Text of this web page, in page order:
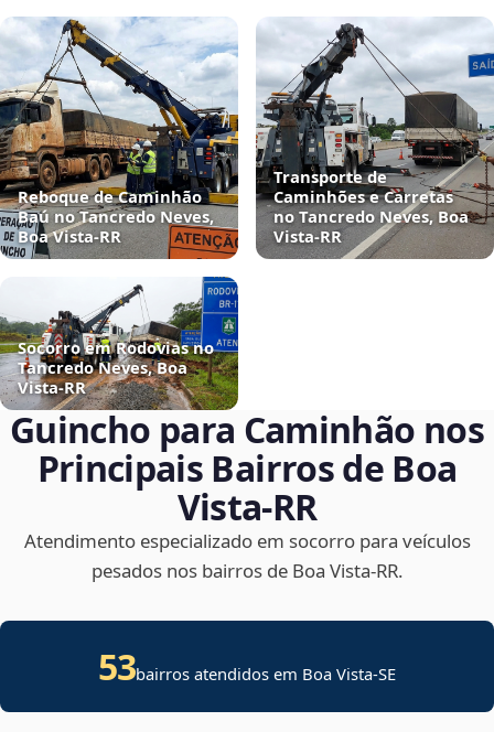
Reboque de Caminhão
Baú no Tancredo Neves,
Boa Vista‑RR
Transporte de
Caminhões e Carretas
no Tancredo Neves, Boa
Vista‑RR
Socorro em Rodovias no
Tancredo Neves, Boa
Vista‑RR
Guincho para Caminhão nos
Principais Bairros de Boa
Vista‑RR
Atendimento especializado em socorro para veículos
pesados nos bairros de Boa Vista‑RR.
53bairros atendidos em Boa Vista-SE